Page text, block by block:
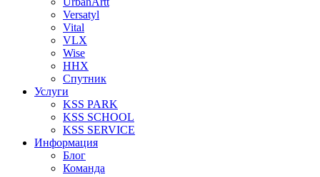
Versatyl
Vital
VLX
Wise
ННХ
Спутник
Услуги
KSS PARK
KSS SCHOOL
KSS SERVICE
Информация
Блог
Команда